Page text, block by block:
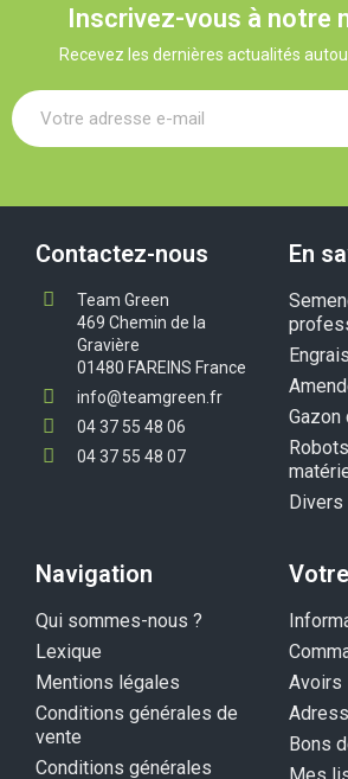
Inscrivez-vous à notre
Recevez les dernières actualités
Contactez-nous
Team Green
469 Chemin de la
Gravière
01480 FAREINS France
info@teamgreen.fr
04 37 55 48 06
04 37 55 48 07
En
Gazon
Divers
Navigation
Qui sommes-nous ?
Lexique
Mentions légales
Conditions générales de
vente
Conditions générales
Avoirs
Bons